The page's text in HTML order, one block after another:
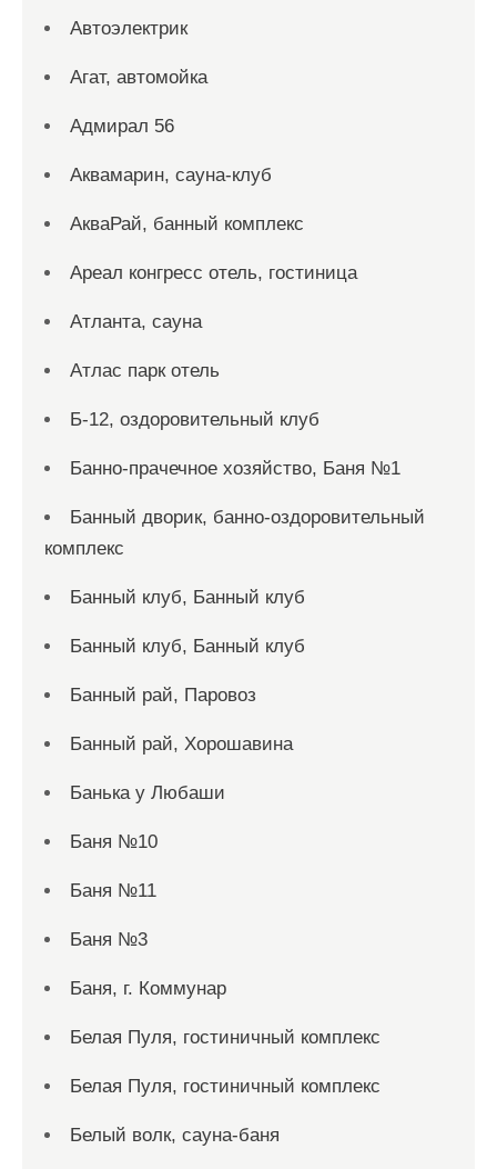
Автоэлектрик
Агат, автомойка
Адмирал 56
Аквамарин, сауна-клуб
АкваРай, банный комплекс
Ареал конгресс отель, гостиница
Атланта, сауна
Атлас парк отель
Б-12, оздоровительный клуб
Банно-прачечное хозяйство, Баня №1
Банный дворик, банно-оздоровительный
комплекс
Банный клуб, Банный клуб
Банный клуб, Банный клуб
Банный рай, Паровоз
Банный рай, Хорошавина
Банька у Любаши
Баня №10
Баня №11
Баня №3
Баня, г. Коммунар
Белая Пуля, гостиничный комплекс
Белая Пуля, гостиничный комплекс
Белый волк, сауна-баня